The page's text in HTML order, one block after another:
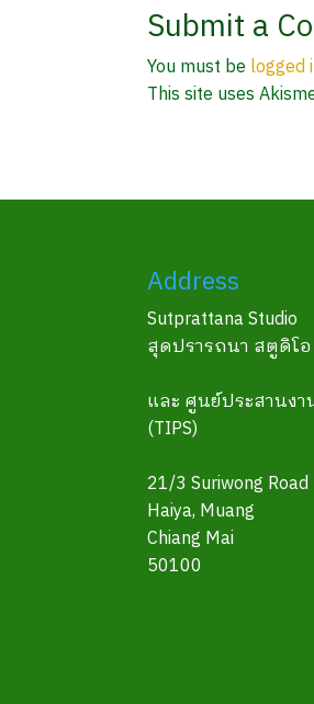
Submit a
You must be logged
This site uses
Address
Sutprattana Studio
สุดปรารถนา สตูดิโอ
และ ศูนย์ประสานงา
(TIPS)
21/3 Suriwong Road
Haiya, Muang
Chiang Mai
50100